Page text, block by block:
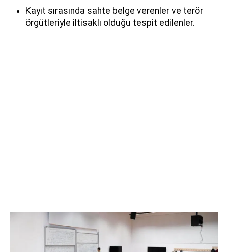
Kayıt sırasında sahte belge verenler ve terör
örgütleriyle iltisaklı olduğu tespit edilenler.